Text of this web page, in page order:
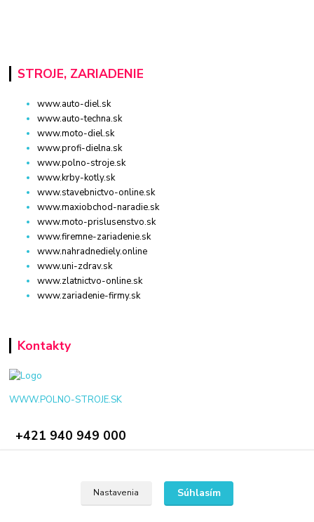
STROJE, ZARIADENIE
www.auto-diel.sk
www.auto-techna.sk
www.moto-diel.sk
www.profi-dielna.sk
www.polno-stroje.sk
www.krby-kotly.sk
www.stavebnictvo-online.sk
www.maxiobchod-naradie.sk
www.moto-prislusenstvo.sk
www.firemne-zariadenie.sk
www.nahradnediely.online
www.uni-zdrav.sk
www.zlatnictvo-online.sk
www.zariadenie-firmy.sk
Kontakty
WWW.POLNO-STROJE.SK
+421 940 949 000
Nastavenia Súhlasím